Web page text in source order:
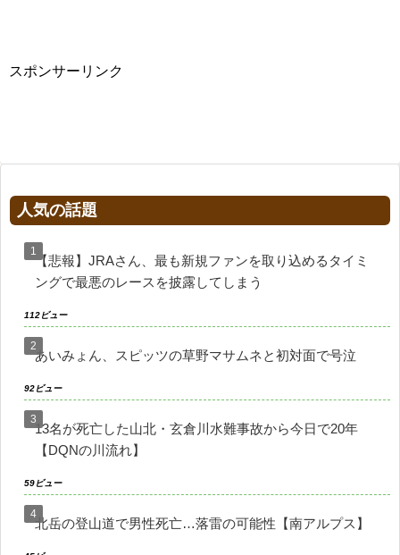
スポンサーリンク
人気の話題
【悲報】JRAさん、最も新規ファンを取り込めるタイミ
ングで最悪のレースを披露してしまう
112ビュー
あいみょん、スピッツの草野マサムネと初対面で号泣
92ビュー
13名が死亡した山北・玄倉川水難事故から今日で20年
【DQNの川流れ】
59ビュー
北岳の登山道で男性死亡…落雷の可能性【南アルプス】